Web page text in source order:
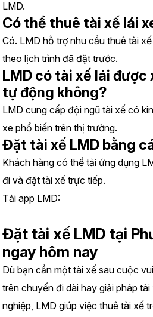
LMD.
Có thể thuê tài xế lái
Có. LMD hỗ trợ nhu cầu thuê tài
theo lịch trình đã đặt trước.
LMD có tài xế lái được
tự động không?
LMD cung cấp đội ngũ tài xế có
xe phổ biến trên thị trường.
Đặt tài xế LMD bằng
Khách hàng có thể tải ứng dụng
đi và đặt tài xế trực tiếp.
Tải app LMD:
Đặt tài xế LMD tại
ngay hôm nay
Dù bạn cần một tài xế sau cuộc
trên chuyến đi dài hay giải pháp
nghiệp, LMD giúp việc thuê tài xế